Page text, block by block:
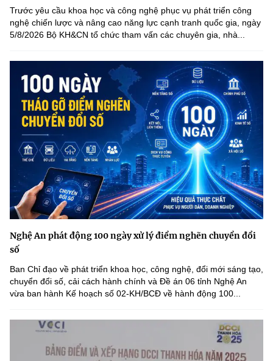
Trước yêu cầu khoa học và công nghệ phục vụ phát triển công
nghệ chiến lược và nâng cao năng lực cạnh tranh quốc gia, ngày
5/8/2026 Bộ KH&CN tổ chức tham vấn các chuyên gia, nhà...
Nghệ An phát động 100 ngày xử lý điểm nghẽn chuyển đổi
số
Ban Chỉ đạo về phát triển khoa học, công nghệ, đổi mới sáng tạo,
chuyển đổi số, cải cách hành chính và Đề án 06 tỉnh Nghệ An
vừa ban hành Kế hoạch số 02-KH/BCĐ về hành động 100...